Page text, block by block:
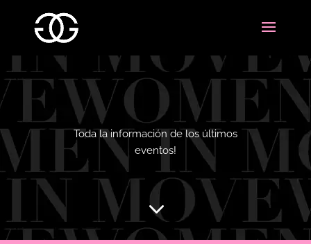
Toda la información de los últimos
eventos!
3